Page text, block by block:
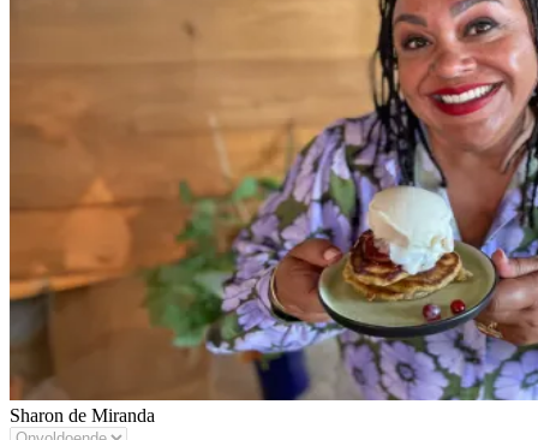
Sharon de Miranda